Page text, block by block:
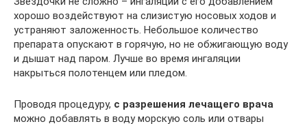
хорошо воздействуют на слизистую носовых ходов и
устраняют заложенность. Небольшое количество
препарата опускают в горячую, но не обжигающую воду
и дышат над паром. Лучше во время ингаляции
накрыться полотенцем или пледом.
Проводя процедуру, с разрешения лечащего врача
можно добавлять в воду морскую соль или отвары